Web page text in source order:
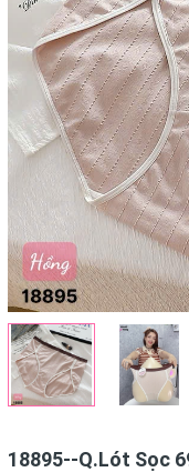
18895--Q.Lót Sọc